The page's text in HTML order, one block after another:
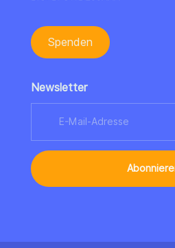
Spenden
Newsletter